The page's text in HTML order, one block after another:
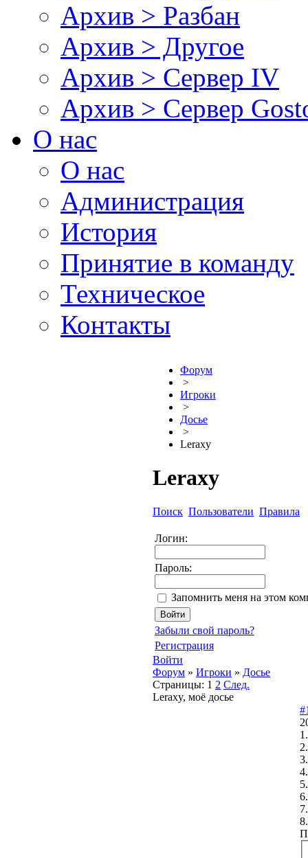
Архив > Разбан
Архив > Другое
Архив > Сервер IV
Архив > Сервер
О нас
О нас
Администрация
История
Принятие в команду
Техническое
Контакты
Форум
>
Игроки
>
Досье
>
Leraxy
Leraxy
Поиск Пользователи Правила
Логин:
Пароль:
Запомнить меня на этом
Забыли свой пароль?
Регистрация
Войти
Форум » Игроки » Досье
Страницы: 1 2 След.
Leraxy, моё досье
8.